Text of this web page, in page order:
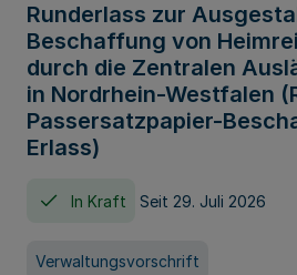
Runderlass zur
Beschaffung von
durch die Zentralen
in Nordrhein-Westfalen
Passersatzpapier-
Erlass)
In Kraft Seit 29. Juli 2026
Verwaltungsvorschrift